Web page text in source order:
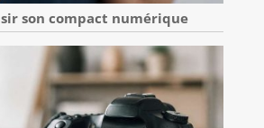
son compact numérique